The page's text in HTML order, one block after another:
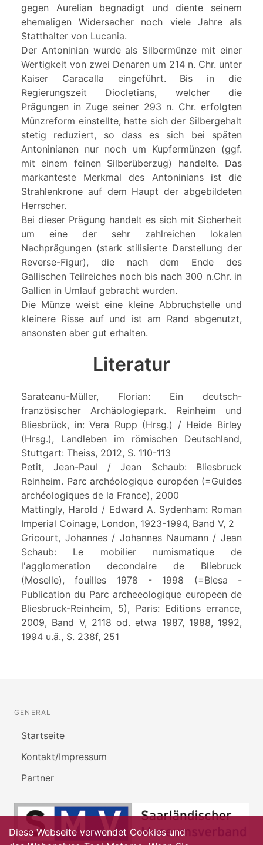
gegen Aurelian begnadigt und diente seinem
ehemaligen Widersacher noch viele Jahre als
Statthalter von Lucania.
Der Antoninian wurde als Silbermünze mit einer
Wertigkeit von zwei Denaren um 214 n. Chr. unter
Kaiser Caracalla eingeführt. Bis in die
Regierungszeit Diocletians, welcher die
Prägungen in Zuge seiner 293 n. Chr. erfolgten
Münzreform einstellte, hatte sich der Silbergehalt
stetig reduziert, so dass es sich bei späten
Antoninianen nur noch um Kupfermünzen (ggf.
mit einem feinen Silberüberzug) handelte. Das
markanteste Merkmal des Antoninians ist die
Strahlenkrone auf dem Haupt der abgebildeten
Herrscher.
Bei dieser Prägung handelt es sich mit Sicherheit
um eine der sehr zahlreichen lokalen
Nachprägungen (stark stilisierte Darstellung der
Reverse-Figur), die nach dem Ende des
Gallischen Teilreiches noch bis nach 300 n.Chr. in
Gallien in Umlauf gebracht wurden.
Die Münze weist eine kleine Abbruchstelle und
kleinere Risse auf und ist am Rand abgenutzt,
ansonsten aber gut erhalten.
Literatur
Sarateanu-Müller, Florian: Ein deutsch-
französischer Archäologiepark. Reinheim und
Bliesbrück, in: Vera Rupp (Hrsg.) / Heide Birley
(Hrsg.), Landleben im römischen Deutschland,
Stuttgart: Theiss, 2012, S. 110-113
Petit, Jean-Paul / Jean Schaub: Bliesbruck
Reinheim. Parc archéologique européen (=Guides
archéologiques de la France), 2000
Mattingly, Harold / Edward A. Sydenham: Roman
Imperial Coinage, London, 1923-1994, Band V, 2
Gricourt, Johannes / Johannes Naumann / Jean
Schaub: Le mobilier numismatique de
l'agglomeration decondaire de Bliebruck
(Moselle), fouilles 1978 - 1998 (=Blesa -
Publication du Parc archeeologique europeen de
Bliesbruck-Reinheim, 5), Paris: Editions errance,
2009, Band V, 2118 od. etwa 1987, 1988, 1992,
1994 u.ä., S. 238f, 251
GENERAL
Startseite
Kontakt/Impressum
Partner
Diese Webseite verwendet Cookies und